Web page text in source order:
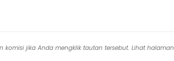
jika Anda mengklik tautan tersebut. Lihat halaman